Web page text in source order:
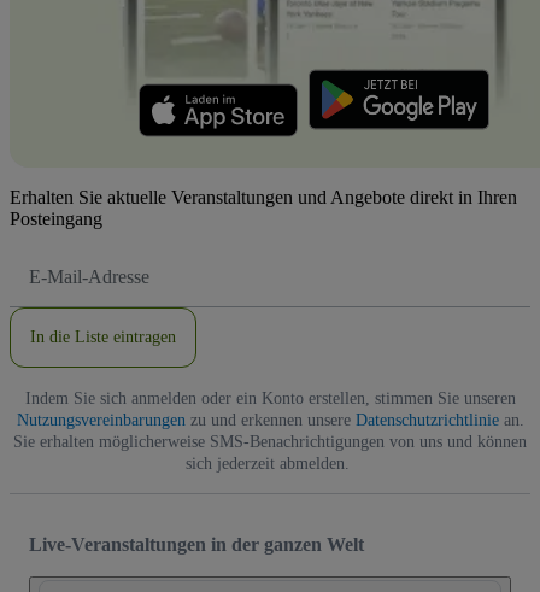
Erhalten Sie aktuelle Veranstaltungen und Angebote direkt in Ihren
Posteingang
Mail-
In die Liste eintragen
Indem Sie sich anmelden oder ein Konto erstellen, stimmen Sie unseren
Nutzungsvereinbarungen zu und erkennen unsere Datenschutzrichtliniean.
Sie erhalten möglicherweise SMS-Benachrichtigungen von uns und können
sich jederzeit abmelden.
Live-Veranstaltungen in der ganzen Welt